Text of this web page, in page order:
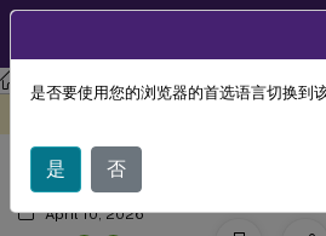
Linux 虚拟投递代理 Linux 虚拟投递代
客户端输入法编辑器
April 10, 2026
是否要使用您的浏览器的首选语言切换到
是 否